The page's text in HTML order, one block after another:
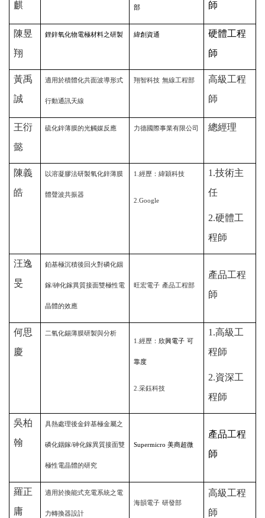
麒 部 師
陳昱
翔
鋰鋅氧化物電極材料之研製 緯創資通
硬體工程
師
黃禹
誠
適用於積體化共面波導形式
行動通訊天線
翔智科技 無線工程部
高級工程
師
王衍
懿
硫化鋅薄膜的光觸媒反應 力德國際事業有限公司 總經理
陳義
皓
以溶凝膠法研製氧化鋅薄膜
體聲波共振器
1. 經歷：緯穎科技
2.Google
1.技術主
任
2.硬體工
程師
汪逸
旻
鉑基極沉積後回火對磷化銦
鎵/砷化鎵異質接面雙極性電
晶體的效應
旺宏電子 產品工程部
產品工程
師
何思
慶
二氧化錫薄膜研製與分析
1. 經歷： 欣興電子 可
靠度
2. 采鈺科技
1.高級工
程師
2.資深工
程師
吳柏
翰
具熱處理後金鋅基極金屬之
磷化銦鎵/砷化鎵異質接面雙
極性電晶體的研究
Supermicro 美商超微
產品工程
師
羅正
庸
適用於換能式充電系統之電
力轉換器設計
海韻電子 研發部
高級工程
師